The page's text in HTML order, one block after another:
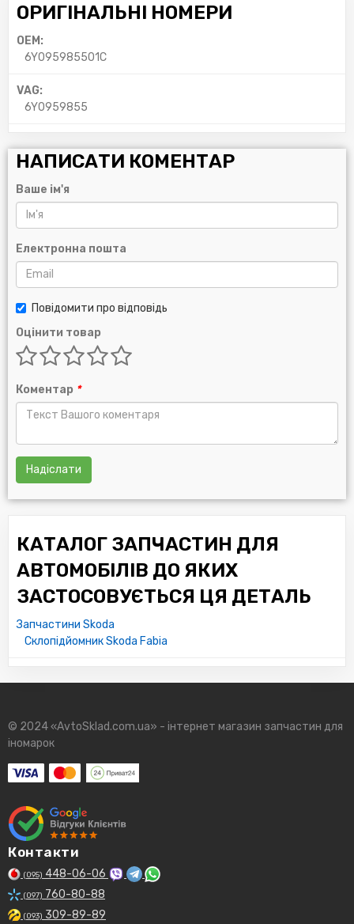
ОРИГІНАЛЬНІ НОМЕРИ
OEM:
6Y095985501C
VAG:
6Y0959855
НАПИСАТИ КОМЕНТАР
Ваше ім'я
Електронна пошта
Повідомити про відповідь
Оцінити товар
Коментар *
Надіслати
КАТАЛОГ ЗАПЧАСТИН ДЛЯ
АВТОМОБІЛІВ ДО ЯКИХ
ЗАСТОСОВУЄТЬСЯ ЦЯ ДЕТАЛЬ
Запчастини Skoda
Склопідйомник Skoda Fabia
© 2024 «AvtoSklad.com.ua» - інтернет магазин запчастин для
іномарок
Контакти
(095) 448-06-06
(097) 760-80-88
(093) 309-89-89